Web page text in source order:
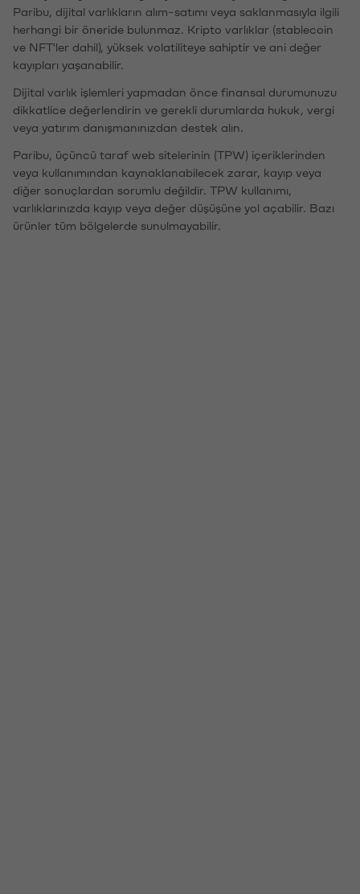
Paribu, dijital varlıkların alım-satımı veya saklanmasıyla ilgili
herhangi bir öneride bulunmaz. Kripto varlıklar (stablecoin
ve NFT'ler dahil), yüksek volatiliteye sahiptir ve ani değer
kayıpları yaşanabilir.
Dijital varlık işlemleri yapmadan önce finansal durumunuzu
dikkatlice değerlendirin ve gerekli durumlarda hukuk, vergi
veya yatırım danışmanınızdan destek alın.
Paribu, üçüncü taraf web sitelerinin (TPW) içeriklerinden
veya kullanımından kaynaklanabilecek zarar, kayıp veya
diğer sonuçlardan sorumlu değildir. TPW kullanımı,
varlıklarınızda kayıp veya değer düşüşüne yol açabilir. Bazı
ürünler tüm bölgelerde sunulmayabilir.